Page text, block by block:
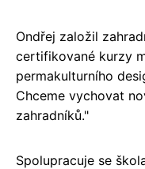
Ondřej založil
certifikované kurzy
permakulturního
Chceme vychovat
zahradníků."
Spolupracuje se